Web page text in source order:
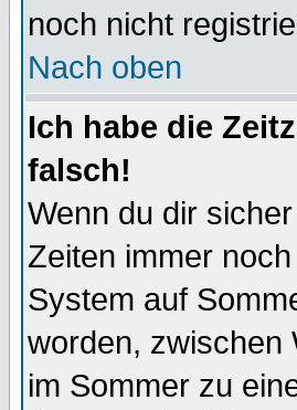
noch nicht
Nach oben
Ich habe die
falsch!
Wenn du dir
Zeiten immer
System auf
worden, zwischen
im Sommer zu